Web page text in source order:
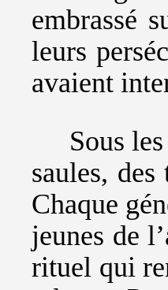
embrassé
leurs
avaient
Sous
saules, des
Chaque
jeunes de
rituel qui